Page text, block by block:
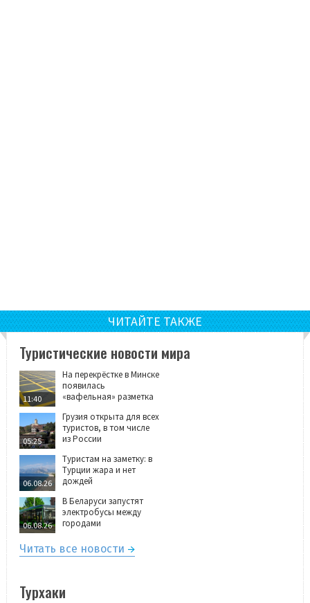
ЧИТАЙТЕ ТАКЖЕ
Туристические новости мира
11:40
На перекрёстке в Минске
появилась
«вафельная» разметка
05:25
Грузия открыта для всех
туристов, в том числе
из России
06.08.26
Туристам на заметку: в
Турции жара и нет
дождей
06.08.26
В Беларуси запустят
электробусы между
городами
Читать все новости
Турхаки